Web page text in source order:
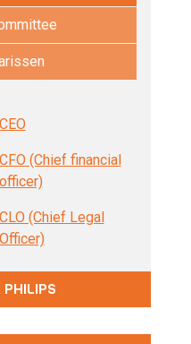
CEO
CFO (Chief financial
officer)
CLO (Chief Legal
Officer)
PHILIPS